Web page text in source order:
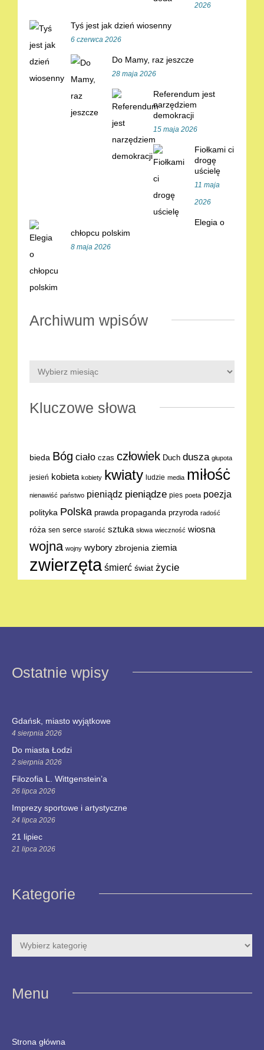
2026
Tyś jest jak dzień wiosenny
6 czerwca 2026
Do Mamy, raz jeszcze
28 maja 2026
Referendum jest
narzędziem
demokracji
15 maja 2026
Fiołkami ci
drogę
uścielę
11 maja
2026
Elegia o
chłopcu polskim
8 maja 2026
Archiwum wpisów
Kluczowe słowa
bieda Bóg ciało czas człowiek Duch dusza głupota
jesień kobieta kobiety kwiaty ludzie media miłośċ
nienawiść państwo pieniądz pieniądze pies poeta poezja
polityka Polska prawda propaganda przyroda radość
róża sen serce starość sztuka słowa wieczność wiosna
wojna wojny wybory zbrojenia ziemia
zwierzęta śmierć świat życie
Ostatnie wpisy
Gdańsk, miasto wyjątkowe
4 sierpnia 2026
Do miasta Łodzi
2 sierpnia 2026
Filozofia L. Wittgenstein’a
26 lipca 2026
Imprezy sportowe i artystyczne
24 lipca 2026
21 lipiec
21 lipca 2026
Kategorie
Menu
Strona główna